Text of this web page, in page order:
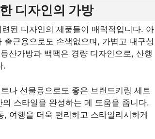
디자인의 가방
된 디자인의 제품들이 매력적입니다. 아
근용으로도 손색없으며, 가볍고 내구성
산가방과 백팩은 경량 디자인으로, 산행
.
나 선물용으로도 좋은 브랜드키링 세트
스타일을 완성하는 데 도움을 줍니다.
여행을 더욱 편리하고 스타일리시하게